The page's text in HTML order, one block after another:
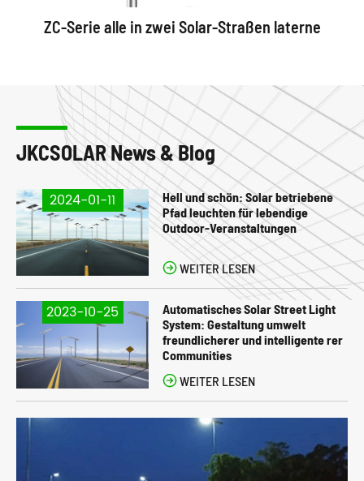
ZC-Serie alle in zwei Solar-Straßen laterne
JKCSOLAR News & Blog
2024-01-11
Hell und schön: Solar betriebene
Pfad leuchten für lebendige
Outdoor-Veranstaltungen
WEITER LESEN
2023-10-25
Automatisches Solar Street Light
System: Gestaltung umwelt
freundlicherer und intelligente rer
Communities
WEITER LESEN